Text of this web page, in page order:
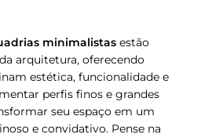
minimalistas estão
arquitetura, oferecendo
estética, funcionalidade e
perfis finos e grandes
seu espaço em um
e convidativo. Pense na